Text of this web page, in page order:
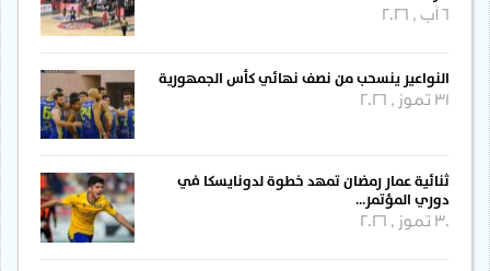
النواعير ينسحب من نصف نهائي كأس الجمهورية
31 تموز , 2026
ثنائية عمار رمضان تمهد خطوة لدونايسكا في
دوري المؤتمر…
30 تموز , 2026